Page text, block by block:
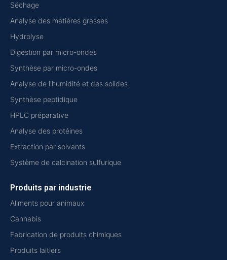
Séchage
Analyse des matières grasses
Hydrolyse
Digestion par micro-ondes
Synthèse par micro-ondes
Analyse de l'humidité et des solides
Synthèse peptidique
HPLC préparative
Analyse des protéines
Extraction par solvants
Système de calcination sulfurique
Produits par industrie
Aliments pour animaux
Cannabis
Fabrication de produits chimiques
Produits laitiers